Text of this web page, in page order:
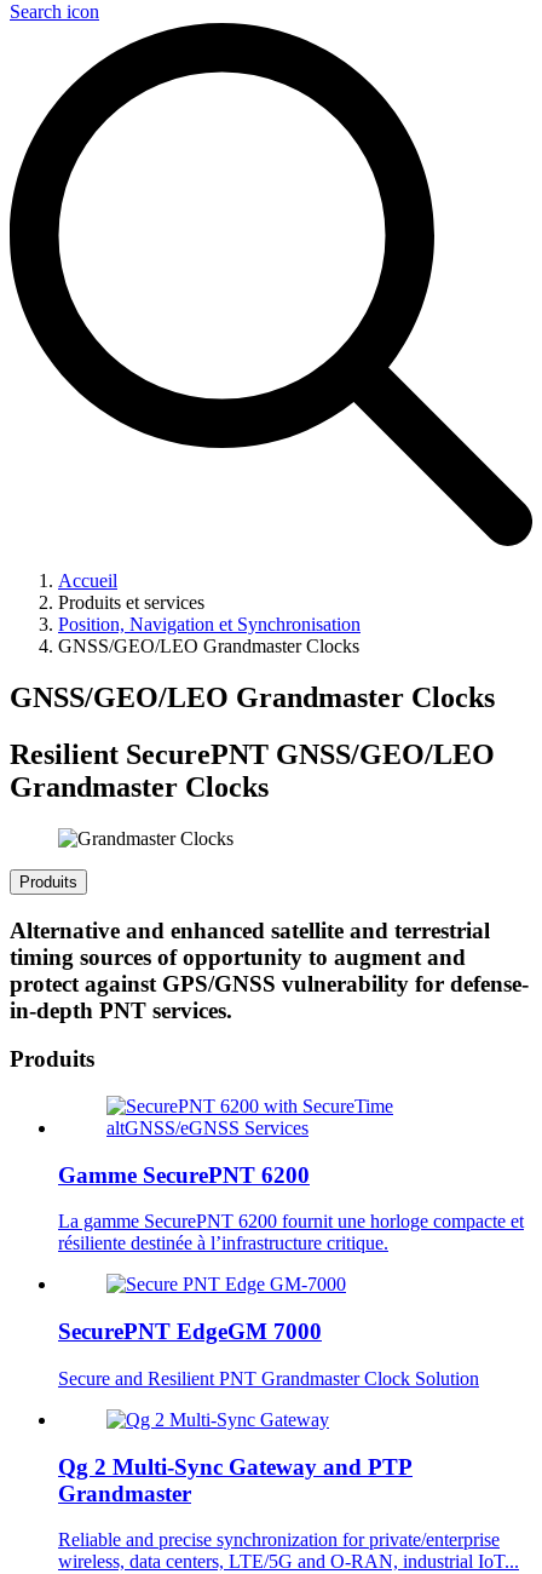
Search icon
Accueil
Produits et services
Position, Navigation et Synchronisation
GNSS/GEO/LEO Grandmaster Clocks
GNSS/GEO/LEO Grandmaster Clocks
Resilient SecurePNT GNSS/GEO/LEO
Grandmaster Clocks
Produits
Alternative and enhanced satellite and terrestrial
timing sources of opportunity to augment and
protect against GPS/GNSS vulnerability for defense-
in-depth PNT services.
Produits
Gamme SecurePNT 6200
La gamme SecurePNT 6200 fournit une horloge compacte et
résiliente destinée à l’infrastructure critique.
SecurePNT EdgeGM 7000
Secure and Resilient PNT Grandmaster Clock Solution
Qg 2 Multi-Sync Gateway and PTP
Grandmaster
Reliable and precise synchronization for private/enterprise
wireless, data centers, LTE/5G and O-RAN, industrial IoT...